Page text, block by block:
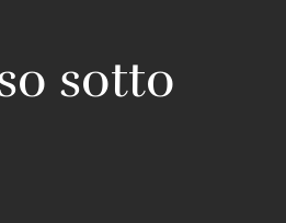
sotto